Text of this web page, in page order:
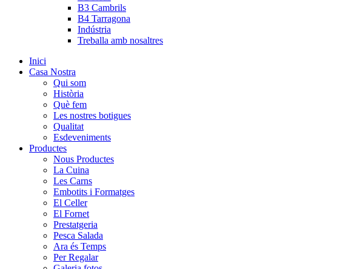
B3 Cambrils
B4 Tarragona
Indústria
Treballa amb nosaltres
Inici
Casa Nostra
Qui som
Història
Què fem
Les nostres botigues
Qualitat
Esdeveniments
Productes
Nous Productes
La Cuina
Les Carns
Embotits i Formatges
El Celler
El Fornet
Prestatgeria
Pesca Salada
Ara és Temps
Per Regalar